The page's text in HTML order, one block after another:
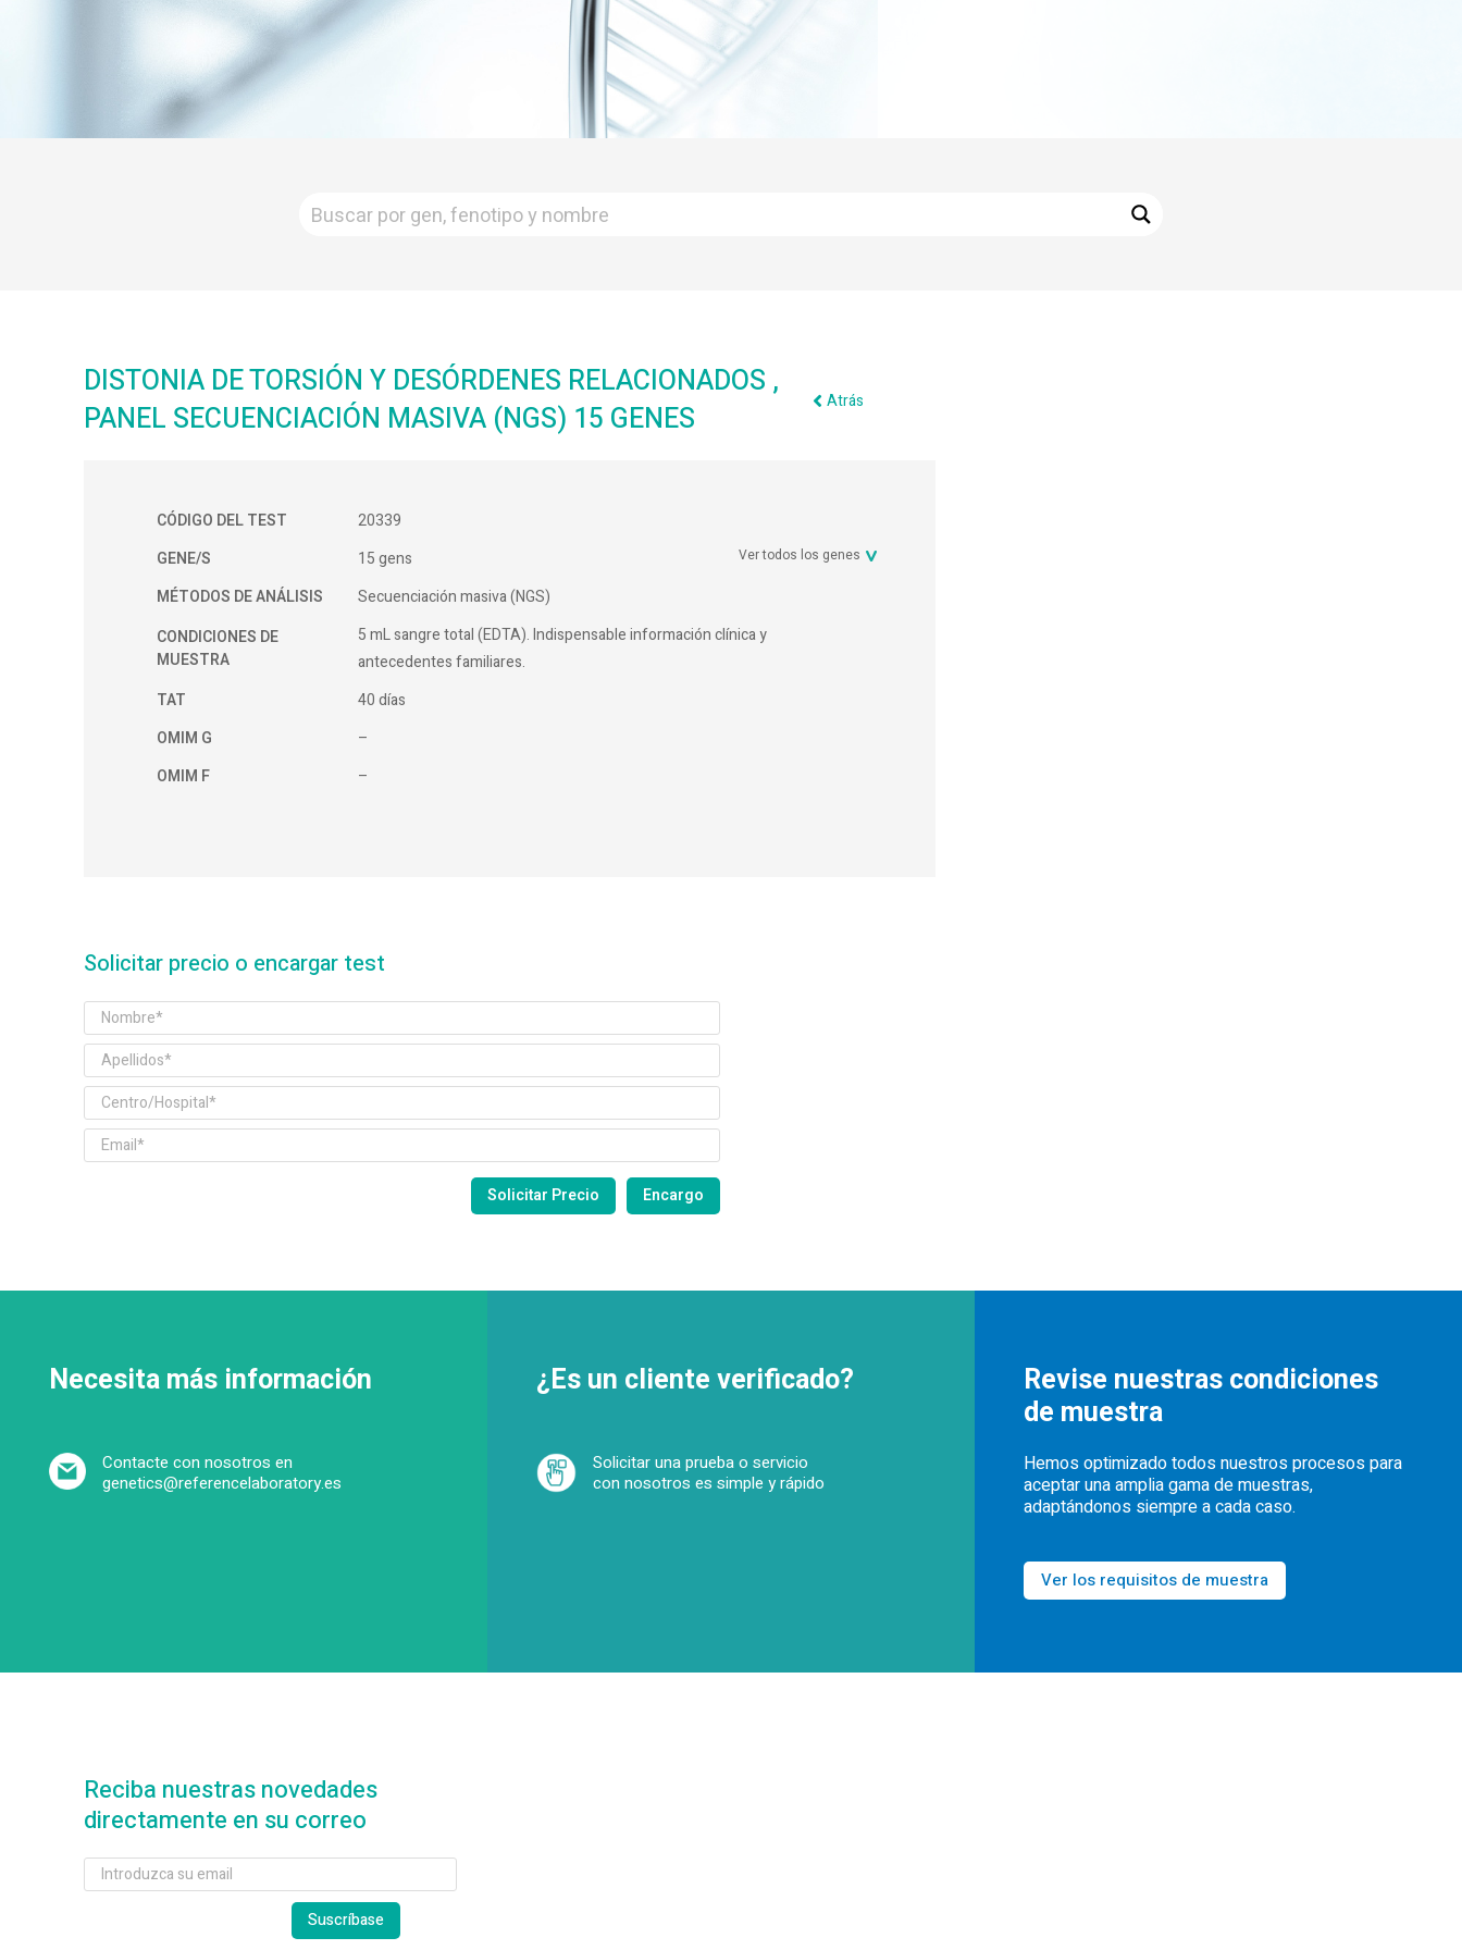
DISTONIA DE TORSIÓN Y DESÓRDENES RELACIONADOS ,
PANEL SECUENCIACIÓN MASIVA (NGS) 15 GENES
Atrás
CÓDIGO DEL TEST
20339
GENE/S
Ver todos los genes
15 gens
MÉTODOS DE ANÁLISIS
Secuenciación masiva (NGS)
CONDICIONES DE
MUESTRA
5 mL sangre total (EDTA). Indispensable información clínica y
antecedentes familiares.
TAT
40 días
OMIM G
–
OMIM F
–
Solicitar precio o encargar test
Necesita más información ¿Es un cliente verificado?
Revise nuestras condiciones
de muestra
Contacte con nosotros en
genetics@referencelaboratory.es
Solicitar una prueba o servicio
con nosotros es simple y rápido
Hemos optimizado todos nuestros procesos para
aceptar una amplia gama de muestras,
adaptándonos siempre a cada caso.
Ver los requisitos de muestra
Reciba nuestras novedades
directamente en su correo